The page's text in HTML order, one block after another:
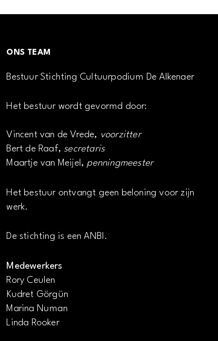
ONS TEAM
Bestuur Stichting Cultuurpodium De Alkenaer
Het bestuur wordt gevormd door:
Vincent van de Vrede, voorzitter
Bert de Raaf, secretaris
Maartje van Meijel, penningmeester
Het bestuur ontvangt geen beloning voor zijn
werk.
De stichting is een ANBI.
Medewerkers
Rory Ceulen
Kudret Görgün
Marina Numan
Linda Rooker